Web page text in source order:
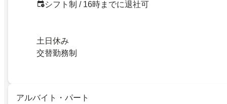
シフト制 / 16時までに退社可
土日休み
交替勤務制
アルバイト・パート